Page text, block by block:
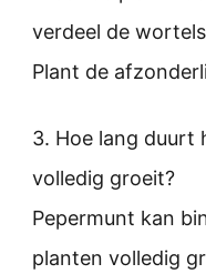
verdeel de
Plant de
3. Hoe lang duurt
volledig groeit?
Pepermunt kan
planten volledig